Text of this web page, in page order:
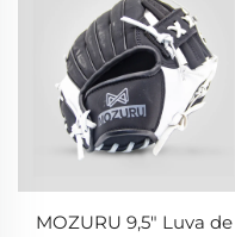
MOZURU 9,5" Luva de